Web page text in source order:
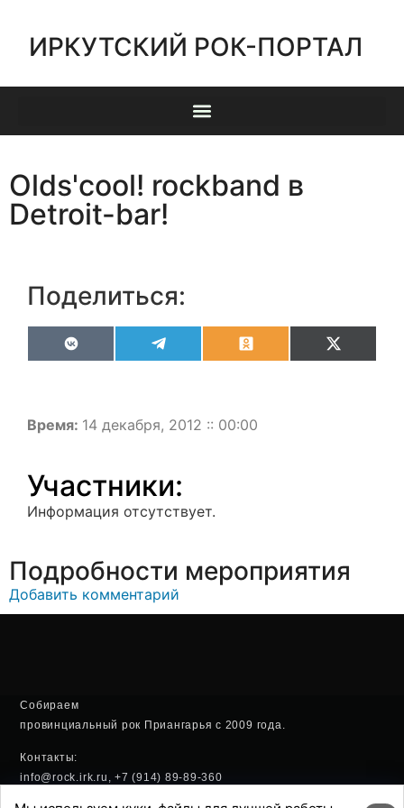
ИРКУТСКИЙ РОК-ПОРТАЛ
Olds'cool! rockband в
Detroit-bar!
Поделиться:
VK OdnoklassnikiX
(Twitter)
Время: 14 декабря, 2012 :: 00:00
Участники:
Информация отсутствует.
Подробности мероприятия
Добавить комментарий
Собираем
провинциальный рок Приангарья с 2009 года.
Контакты:
info@rock.irk.ru, +7 (914) 89-89-360